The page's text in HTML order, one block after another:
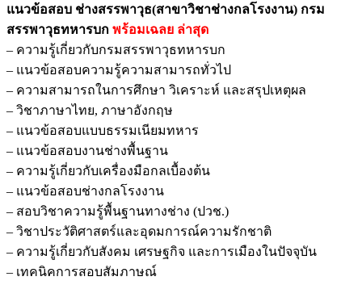
แนวข้อสอบ ช่างสรรพาวุธ(สาขาวิชาช่างกลโรงงาน) กรม
สรรพาวุธทหารบก พร้อมเฉลย ล่าสุด
– ความรู้เกี่ยวกับกรมสรรพาวุธทหารบก
– แนวข้อสอบความรู้ความสามารถทั่วไป
– ความสามารถในการศึกษา วิเคราะห์ และสรุปเหตุผล
– วิชาภาษาไทย, ภาษาอังกฤษ
– แนวข้อสอบแบบธรรมเนียมทหาร
– แนวข้อสอบงานช่างพื้นฐาน
– ความรู้เกี่ยวกับเครื่องมือกลเบื้องต้น
– แนวข้อสอบช่างกลโรงงาน
– สอบวิชาความรู้พื้นฐานทางช่าง (ปวช.)
– วิชาประวัติศาสตร์และอุดมการณ์ความรักชาติ
– ความรู้เกี่ยวกับสังคม เศรษฐกิจ และการเมืองในปัจจุบัน
– เทคนิคการสอบสัมภาษณ์